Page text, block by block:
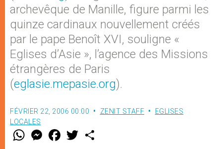
archevêque de Manille, figure parmi les
quinze cardinaux nouvellement créés
par le pape Benoît XVI, souligne «
Eglises d’Asie », l’agence des Missions
étrangères de Paris
(eglasie.mepasie.org).
FÉVRIER 22, 2006 00:00 ZENIT STAFF
EGLISES
LOCALES
W M
e
F
a w